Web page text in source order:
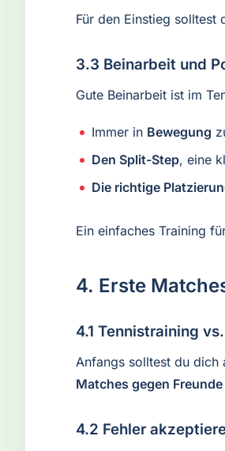
Für den Einstieg solltest
3.3 Beinarbeit und
Gute Beinarbeit ist im
Immer in Bewegung
Den Split-Step, eine
Die richtige
Ein einfaches Training
4. Erste
4.1 Tennistraining
Anfangs solltest du dich
Matches gegen
4.2 Fehler